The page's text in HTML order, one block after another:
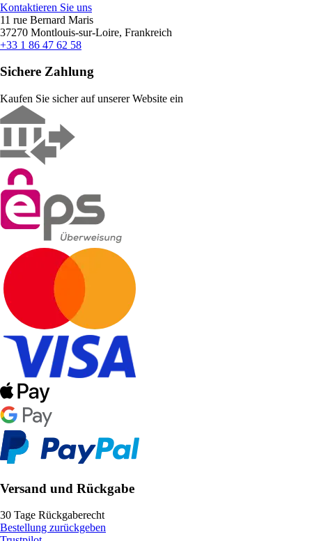
Kontaktieren Sie uns
11 rue Bernard Maris
37270 Montlouis-sur-Loire, Frankreich
+33 1 86 47 62 58
Sichere Zahlung
Kaufen Sie sicher auf unserer Website ein
Versand und Rückgabe
30 Tage Rückgaberecht
Bestellung zurückgeben